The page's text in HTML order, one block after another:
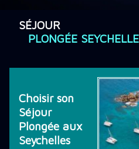
DÉCOUVRIR LA PLONGÉE
THÉMATIQUE DE PLONGÉE
SÉJOUR
PLONGÉE
Choisir son
Séjour
Plongée aux
Seychelles